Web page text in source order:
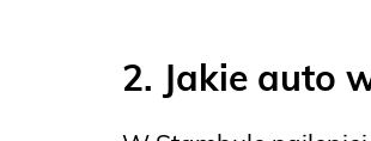
2. Jakie auto